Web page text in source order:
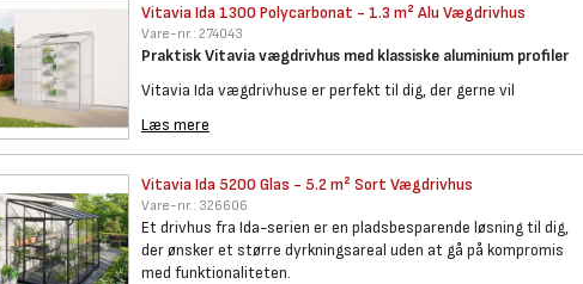
Vitavia Ida 1300 Polycarbonat - 1.3 m² Alu Vægdrivhus
Vare-nr.: 274043
Praktisk Vitavia vægdrivhus med klassiske aluminium profiler
Vitavia Ida vægdrivhuse er perfekt til dig, der gerne vil
Læs mere
Vitavia Ida 5200 Glas - 5.2 m² Sort Vægdrivhus
Vare-nr.: 326606
Et drivhus fra Ida-serien er en pladsbesparende løsning til dig,
der ønsker et større dyrkningsareal uden at gå på kompromis
med funktionaliteten.